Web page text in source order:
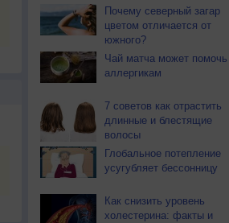
Почему северный загар
цветом отличается от
южного?
Чай матча может помочь
аллергикам
7 советов как отрастить
длинные и блестящие
волосы
Глобальное потепление
усугубляет бессонницу
Как снизить уровень
холестерина: факты и